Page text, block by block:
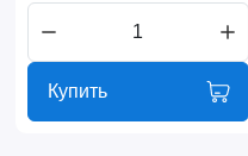
Купить